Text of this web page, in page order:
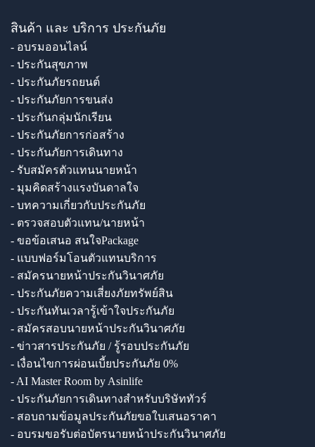
สินค้า และ บริการ ประกันภัย
- อบรมออนไลน์
- ประกันสุขภาพ
- ประกันภัยรถยนต์
- ประกันภัยการขนส่ง
- ประกันกลุ่มนักเรียน
- ประกันภัยการก่อสร้าง
- ประกันภัยการเดินทาง
- รับสมัครตัวแทนนายหน้า
- มุมคิดสร้างแรงบันดาลใจ
- บทความเกี่ยวกับประกันภัย
- ตรวจสอบตัวแทน/นายหน้า
- ขอข้อเสนอ สนใจPackage
- แบบฟอร์มโอนตัวแทนบริการ
- สมัครนายหน้าประกันวินาศภัย
- ประกันภัยความเสี่ยงภัยทรัพย์สิน
- ประกันทันเวลารู้เข้าใจประกันภัย
- สมัครสอบนายหน้าประกันวินาศภัย
- ข่าวสารประกันภัย / รู้รอบประกันภัย
- เงื่อนไขการผ่อนเบี้ยประกันภัย 0%
- AI Master Room by Asinlife
- ประกันภัยการเดินทางสำหรับบริษัททัวร์
- สอบถามข้อมูลประกันภัยขอใบเสนอราคา
- อบรมขอรับต่อบัตรนายหน้าประกันวินาศภัย